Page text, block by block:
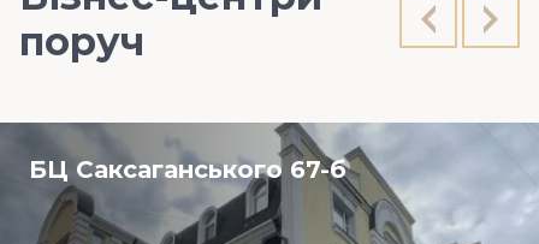
поруч
БЦ Саксаганського 67-б